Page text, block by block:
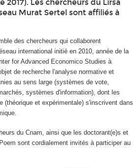
2017). Les chercheurs du Lirsa
Murat Sertel sont affiliés à
des chercheurs qui collaborent
international initié en 2010, année de la
for Advanced Economico Studies à
de recherche l'analyse normative et
au sens large (systèmes de vote,
systèmes d'information), dont les
(théorique et expérimentale) s'inscrivent dans
du Cnam, ainsi que les doctorant(e)s et
sont cordialement invités à participer au